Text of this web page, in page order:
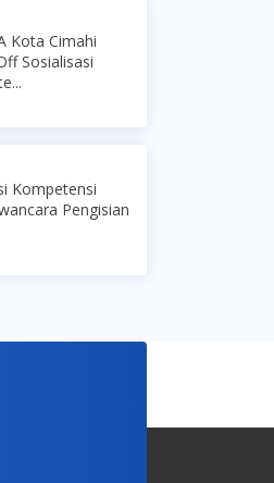
Kota Cimahi
Sosialisasi
Kompetensi
Pengisian